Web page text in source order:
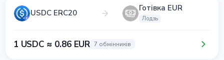
USDC ERC20 Готівка EUR
Лодзь
1 USDC ≈ 0.86 EUR 7 обмінників